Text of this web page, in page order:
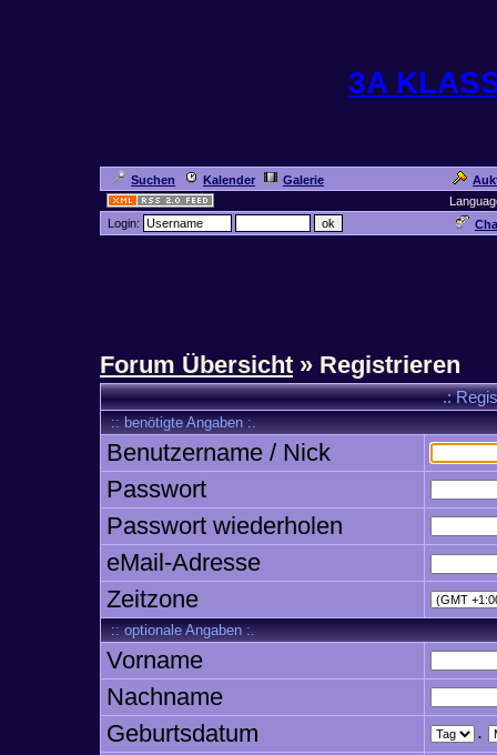
3A
Suchen Kalender Galerie
Login:
Forum Übersicht » Registrieren
.:
:: benötigte Angaben :.
Benutzername / Nick
Passwort
Passwort wiederholen
eMail-Adresse
Zeitzone
:: optionale Angaben :.
Vorname
Nachname
Geburtsdatum
.